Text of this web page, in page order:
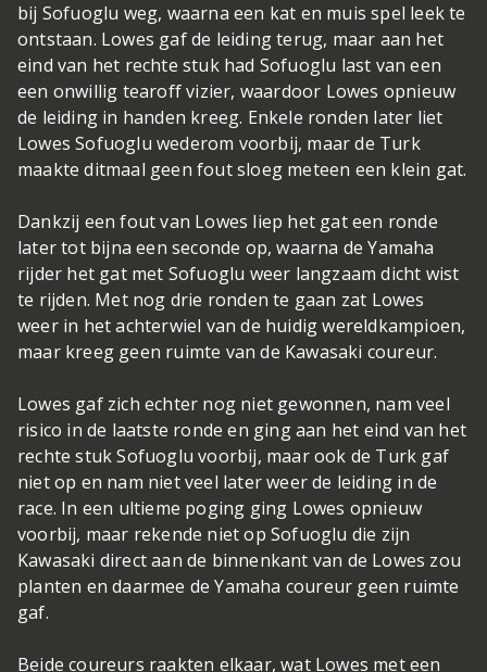
bij Sofuoglu weg, waarna een kat en muis spel leek te
ontstaan. Lowes gaf de leiding terug, maar aan het
eind van het rechte stuk had Sofuoglu last van een
een onwillig tearoff vizier, waardoor Lowes opnieuw
de leiding in handen kreeg. Enkele ronden later liet
Lowes Sofuoglu wederom voorbij, maar de Turk
maakte ditmaal geen fout sloeg meteen een klein gat.
Dankzij een fout van Lowes liep het gat een ronde
later tot bijna een seconde op, waarna de Yamaha
rijder het gat met Sofuoglu weer langzaam dicht wist
te rijden. Met nog drie ronden te gaan zat Lowes
weer in het achterwiel van de huidig wereldkampioen,
maar kreeg geen ruimte van de Kawasaki coureur.
Lowes gaf zich echter nog niet gewonnen, nam veel
risico in de laatste ronde en ging aan het eind van het
rechte stuk Sofuoglu voorbij, maar ook de Turk gaf
niet op en nam niet veel later weer de leiding in de
race. In een ultieme poging ging Lowes opnieuw
voorbij, maar rekende niet op Sofuoglu die zijn
Kawasaki direct aan de binnenkant van de Lowes zou
planten en daarmee de Yamaha coureur geen ruimte
gaf.
Beide coureurs raakten elkaar, wat Lowes met een